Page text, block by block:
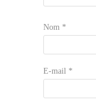
Nom *
E-mail *